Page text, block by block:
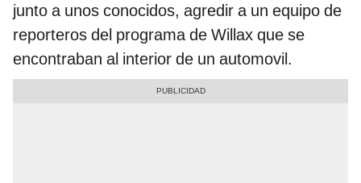
junto a unos conocidos, agredir a un equipo de
reporteros del programa de Willax que se
encontraban al interior de un automovil.